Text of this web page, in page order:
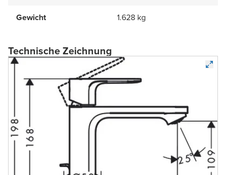
Gewicht 1.628 kg
Technische Zeichnung